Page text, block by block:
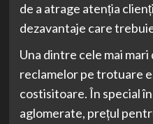
de a atrage atenția
dezavantaje care
Una dintre cele mai
reclamelor pe trotuare
costisitoare. În special
aglomerate, prețul